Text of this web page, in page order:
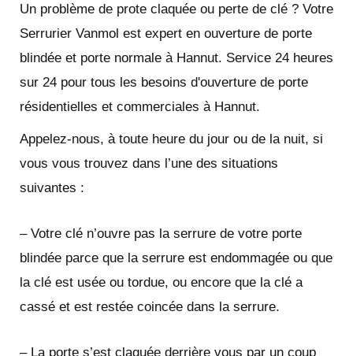
Un problème de prote claquée ou perte de clé ? Votre
Serrurier Vanmol est expert en ouverture de porte
blindée et porte normale à Hannut. Service 24 heures
sur 24 pour tous les besoins d'ouverture de porte
résidentielles et commerciales à Hannut.
Appelez-nous, à toute heure du jour ou de la nuit, si
vous vous trouvez dans l’une des situations
suivantes :
– Votre clé n’ouvre pas la serrure de votre porte
blindée parce que la serrure est endommagée ou que
la clé est usée ou tordue, ou encore que la clé a
cassé et est restée coincée dans la serrure.
– La porte s’est claquée derrière vous par un coup